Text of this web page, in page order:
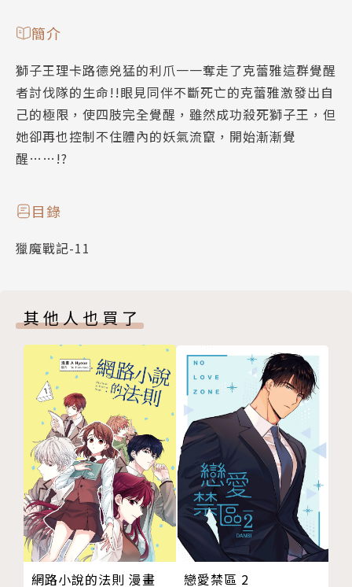
簡介
獅子王理卡路德兇猛的利爪一一奪走了克蕾雅這群覺醒
者討伐隊的生命!!眼見同伴不斷死亡的克蕾雅激發出自
己的極限，使四肢完全覺醒，雖然成功殺死獅子王，但
她卻再也控制不住體內的妖氣流竄，開始漸漸覺
醒……!?
目錄
獵魔戰記-11
其他人也買了
網路小說的法則 漫畫
戀愛禁區 2